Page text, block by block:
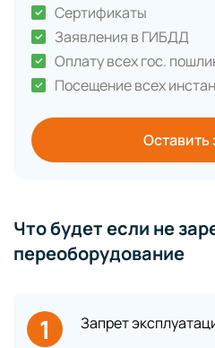
Сертификаты
Заявления в ГИБДД
Оплату всех гос.
Посещение всех
Оставить
Что будет если не
переоборудование
1 Запрет